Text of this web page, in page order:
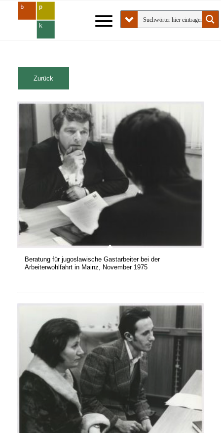
Beratung für jugoslawische Gastarbeiter bei der
Arbeiterwohlfahrt in Mainz, November 1975